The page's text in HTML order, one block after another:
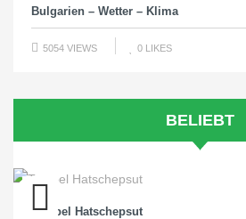
Bulgarien – Wetter – Klima
5054 VIEWS 0 LIKES
BELIEBT
Tempel Hatschepsut